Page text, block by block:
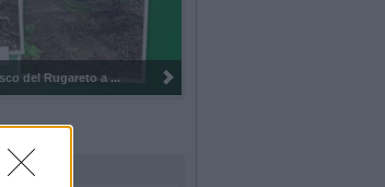
del Rugareto a ...
cari